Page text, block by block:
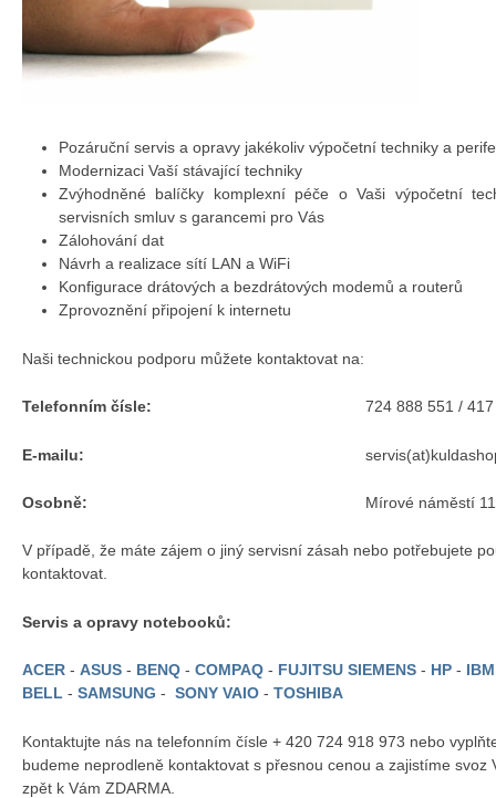
Pozáruční servis a opravy jakékoliv výpočetní techniky a
Modernizaci Vaší stávající techniky
Zvýhodněné balíčky komplexní péče o Vaši výpočetní
servisních smluv s garancemi pro Vás
Zálohování dat
Návrh a realizace sítí LAN a WiFi
Konfigurace drátových a bezdrátových modemů a routerů
Zprovoznění připojení k internetu
Naši technickou podporu můžete kontaktovat na:
Telefonním čísle:
E-mailu:
Osobně:
724 888 551 /
Mírové náměstí
V případě, že máte zájem o jiný servisní zásah nebo potřebujete
kontaktovat.
Servis a opravy notebooků:
ACER - ASUS - BENQ - COMPAQ - FUJITSU SIEMENS - HP -
BELL - SAMSUNG - SONY VAIO - TOSHIBA
Kontaktujte nás na telefonním čísle + 420 724 918 973 nebo
budeme neprodleně kontaktovat s přesnou cenou a zajistíme svoz
zpět k Vám ZDARMA.